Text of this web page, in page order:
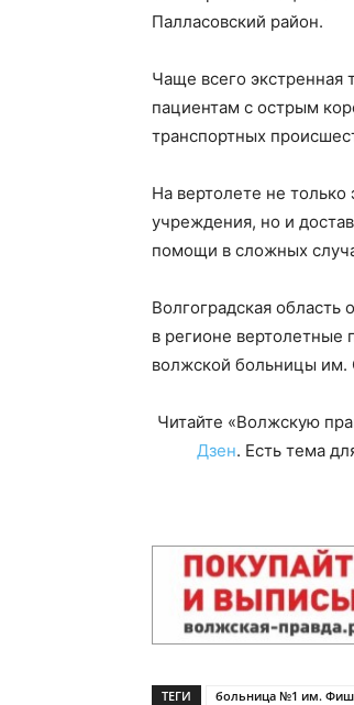
Палласовский район.
Чаще всего экстренная
пациентам с острым
транспортных
На вертолете не
учреждения, но и
помощи в сложных
Волгоградская
в регионе
волжской больницы
Читайте «Волжскую
Дзен. Есть тема
ТЕГИ больница №1 им.